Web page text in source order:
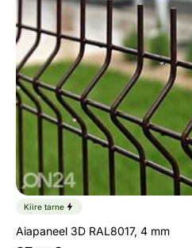
Kiire tarne
Aiapaneel 3D RAL8017, 4 mm